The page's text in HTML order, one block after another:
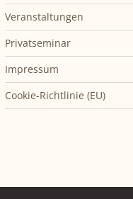
Veranstaltungen
Privatseminar
Impressum
Cookie-Richtlinie (EU)